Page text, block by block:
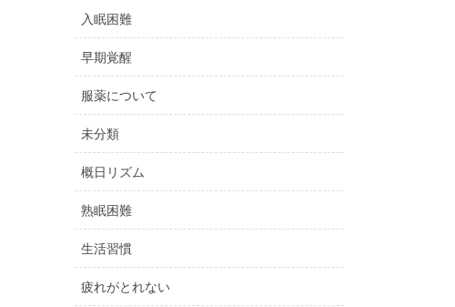
入眠困難
早期覚醒
服薬について
未分類
概日リズム
熟眠困難
生活習慣
疲れがとれない